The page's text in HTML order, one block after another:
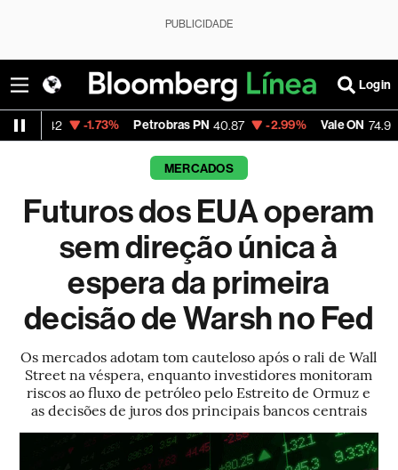
PUBLICIDADE
Login
-1.73% Petrobras PN 40.87 -2.99% Vale ON 74.97 -0.56%
MERCADOS
Futuros dos EUA operam
sem direção única à
espera da primeira
decisão de Warsh no Fed
Os mercados adotam tom cauteloso após o rali de Wall
Street na véspera, enquanto investidores monitoram
riscos ao fluxo de petróleo pelo Estreito de Ormuz e
as decisões de juros dos principais bancos centrais